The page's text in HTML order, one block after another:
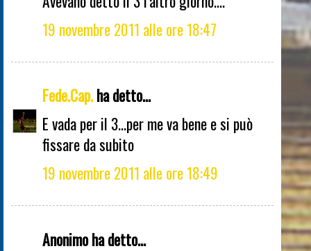
19 novembre 2011 alle ore 18:47
Fede.Cap.ha detto...
E vada per il 3...per me va bene e si può
fissare da subito
19 novembre 2011 alle ore 18:49
Anonimo ha detto...